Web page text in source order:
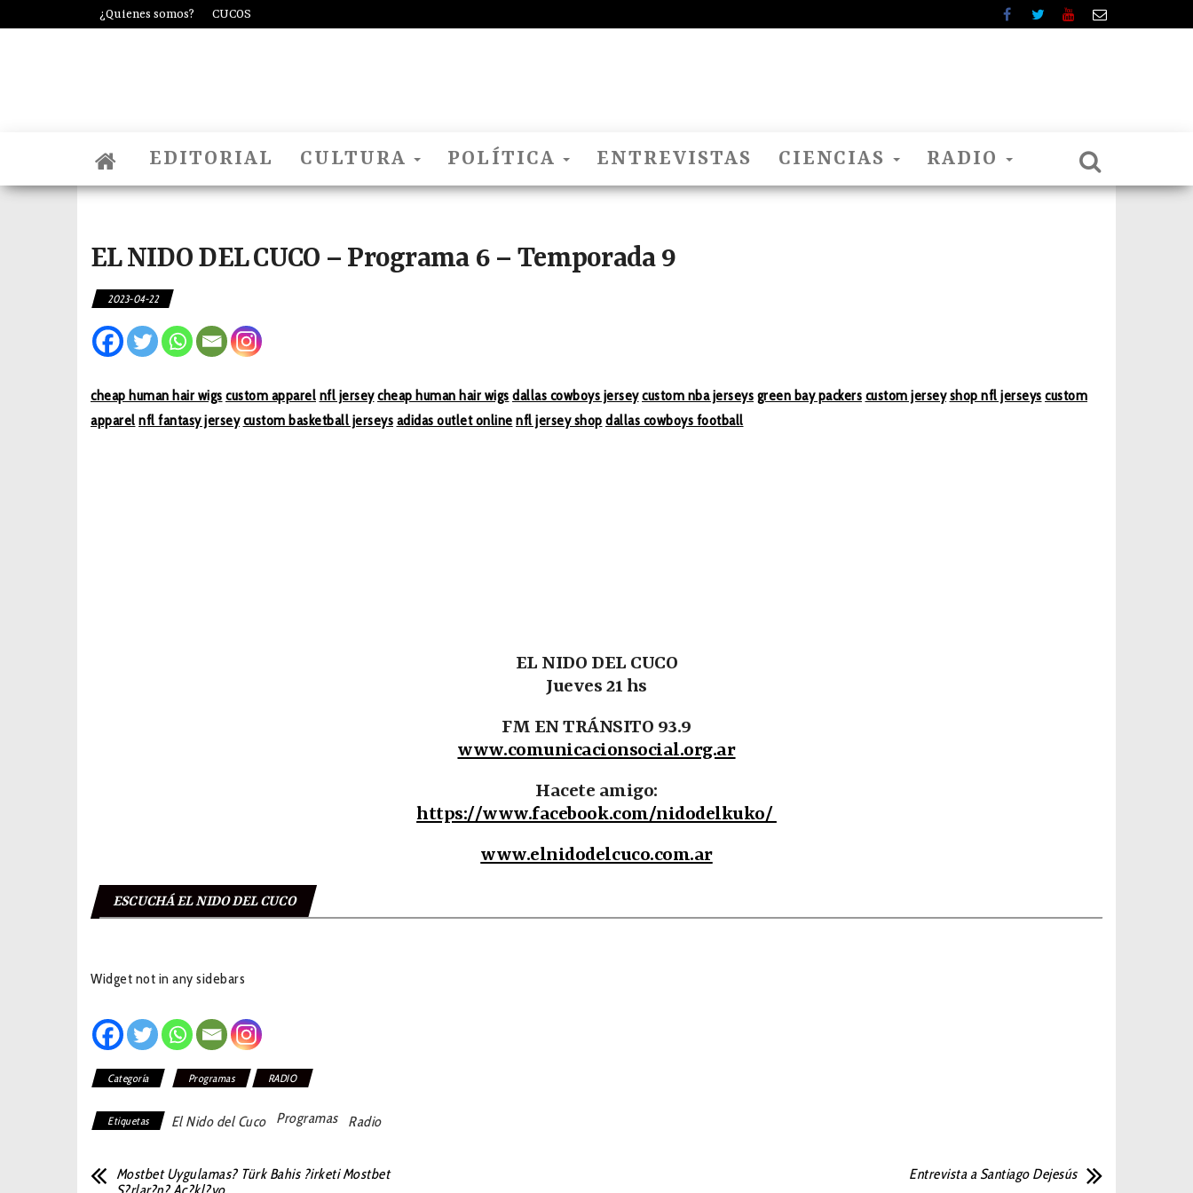
¿Quienes somos? CUCOS
Cuco
EDITORIAL CULTURA POLÍTICA ENTREVISTAS CIENCIAS RADIO
EL NIDO DEL CUCO – Programa 6 – Temporada 9
2023-04-22
cheap human hair wigs custom apparel nfl jerseycheap human hair wigs dallas cowboys jerseycustom nba jerseys green bay packers custom jersey shop nfl jerseys custom
apparel nfl fantasy jersey custom basketball jerseys adidas outlet online nfl jersey shop dallas cowboys football
EL NIDO DEL CUCO
Jueves 21 hs
FM EN TRÁNSITO 93.9
www.comunicacionsocial.org.ar
Hacete amigo:
https://www.facebook.com/nidodelkuko/
www.elnidodelcuco.com.ar
ESCUCHÁ EL NIDO DEL CUCO
Widget not in any sidebars
Categoría Programas RADIO
Etiquetas El Nido del Cuco Programas Radio
Mostbet Uygulamas? Türk Bahis ?irketi Mostbet
Entrevista a Santiago Dejesús